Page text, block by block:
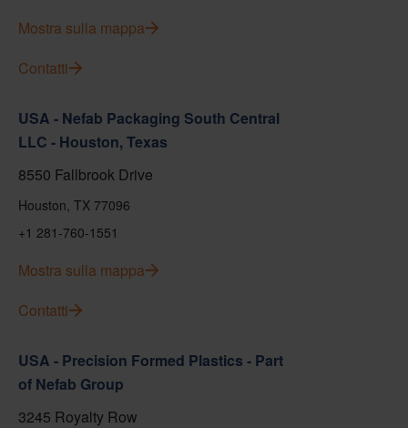
Mostra sulla mappa
Contatti
USA - Nefab Packaging South Central
LLC - Houston, Texas
8550 Fallbrook Drive
Houston, TX 77096
+1 281-760-1551
Mostra sulla mappa
Contatti
USA - Precision Formed Plastics - Part
of Nefab Group
3245 Royalty Row